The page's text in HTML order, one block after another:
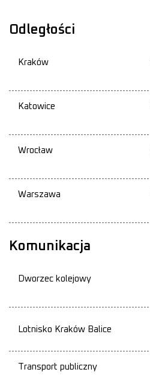
Odległości
Kraków
Katowice
Wrocław
Warszawa
Komunikacja
Dworzec kolejowy
Lotnisko Kraków Balice
Transport publiczny